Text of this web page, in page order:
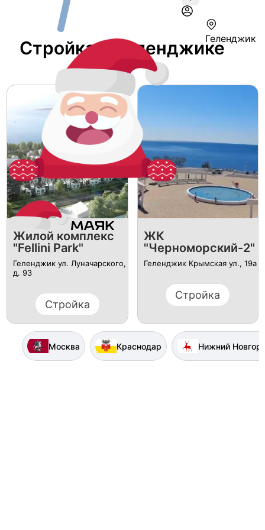
Геленджик
Стройка В Геленджике
Жилой комплекс
"Fellini Park"
Геленджик ул. Луначарского,
д. 93
Стройка
ЖК
"Черноморский-2"
Геленджик Крымская ул., 19а
Стройка
Москва Краснодар Нижний